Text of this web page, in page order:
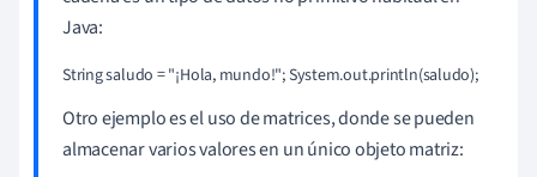
Java:
String saludo = "¡Hola, mundo!"; System.out.println(saludo);
Otro ejemplo es el uso de matrices, donde se pueden
almacenar varios valores en un único objeto matriz: